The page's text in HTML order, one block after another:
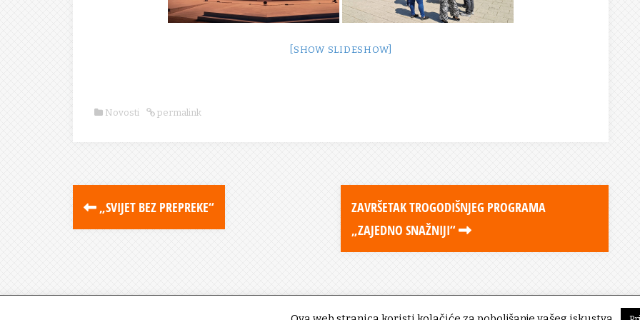
[SHOW SLIDESHOW]
Novosti permalink
„SVIJET BEZ PREPREKE“
ZAVRŠETAK TROGODIŠNJEG PROGRAMA
„ZAJEDNO SNAŽNIJI“